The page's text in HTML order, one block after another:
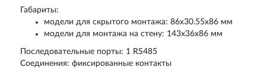
Габариты:
модели для скрытого монтажа: 86x30.55x86 мм
модели для монтажа на стену: 143x36x86 мм
Последовательные порты: 1 RS485
Соединения: фиксированные контакты